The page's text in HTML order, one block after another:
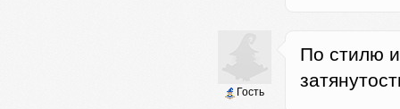
Гость
По стилю